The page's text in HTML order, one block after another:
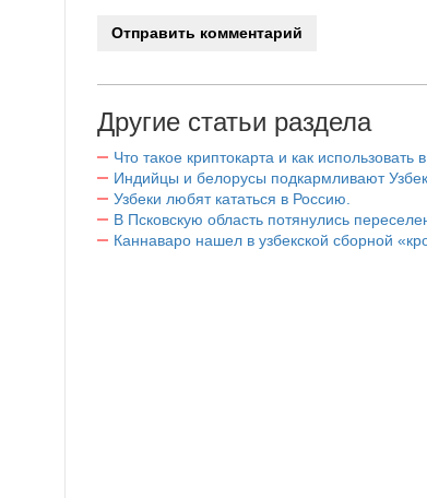
Другие статьи раздела
Что такое криптокарта и как использовать
Индийцы и белорусы подкармливают
Узбеки любят кататься в Россию.
В Псковскую область потянулись
Каннаваро нашел в узбекской сборной